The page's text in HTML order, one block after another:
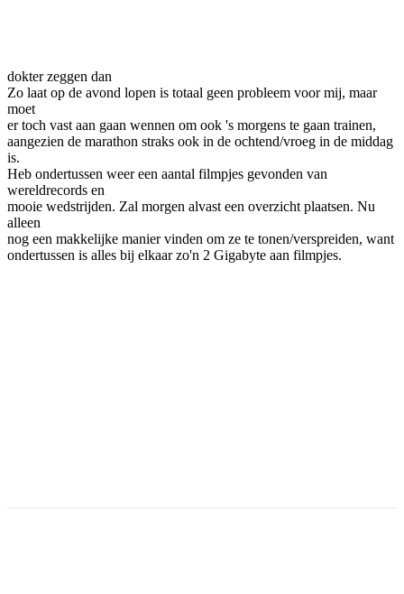
dokter zeggen dan
Zo laat op de avond lopen is totaal geen probleem voor mij, maar
moet
er toch vast aan gaan wennen om ook 's morgens te gaan trainen,
aangezien de marathon straks ook in de ochtend/vroeg in de middag
is.
Heb ondertussen weer een aantal filmpjes gevonden van
wereldrecords en
mooie wedstrijden. Zal morgen alvast een overzicht plaatsen. Nu
alleen
nog een makkelijke manier vinden om ze te tonen/verspreiden, want
ondertussen is alles bij elkaar zo'n 2 Gigabyte aan filmpjes.